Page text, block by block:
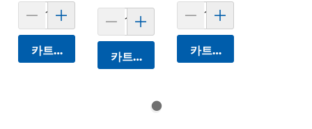
카트에 담기 카트에 담기 카트에 담기